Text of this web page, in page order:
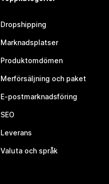
Dropshipping
Marknadsplatser
Produktomdömen
Merförsäljning och paket
E-postmarknadsföring
SEO
Leverans
Valuta och språk